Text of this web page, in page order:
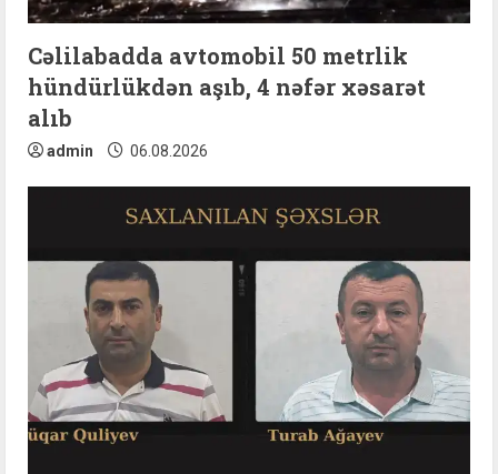
Cəlilabadda avtomobil 50 metrlik
hündürlükdən aşıb, 4 nəfər xəsarət
alıb
admin 06.08.2026